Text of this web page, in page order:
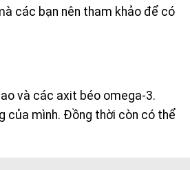
các bạn nên tham khảo để có
và các axit béo omega-3.
của mình. Đồng thời còn có thể